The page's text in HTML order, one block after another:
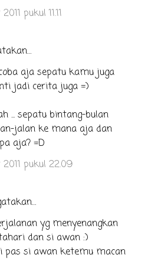
pukul 11.11
aja sepatu kamu juga
jadi cerita juga =)
... sepatu bintang-bulan
jalan ke mana aja dan
aja? =D
pukul 22.09
yg menyenangkan
dan si awan :)
pas si awan ketemu macan